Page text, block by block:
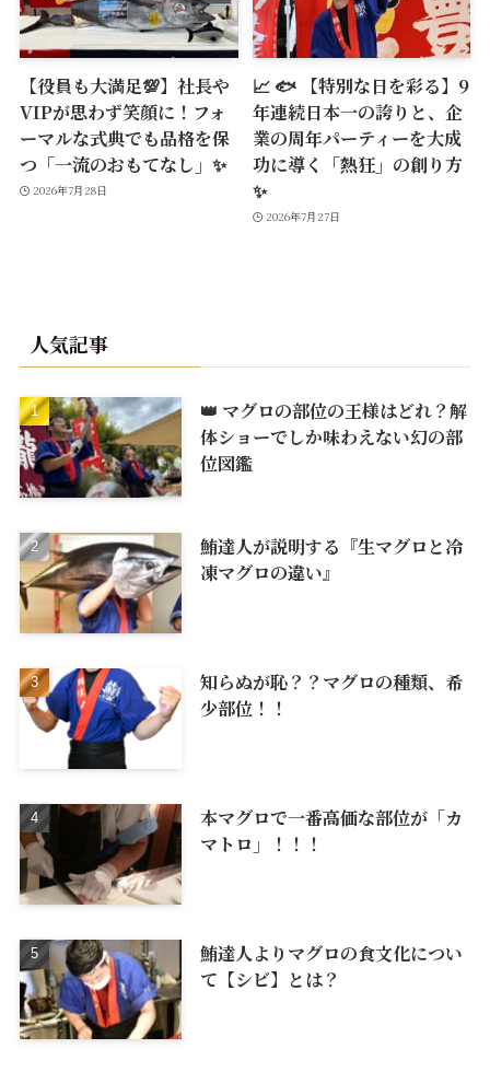
【役員も大満足💯】社長や
VIPが思わず笑顔に！フォ
ーマルな式典でも品格を保
つ「一流のおもてなし」✨
2026年7月28日
📈 🐟 【特別な日を彩る】9
年連続日本一の誇りと、企
業の周年パーティーを大成
功に導く「熱狂」の創り方
✨
2026年7月27日
人気記事
👑 マグロの部位の王様はどれ？解
体ショーでしか味わえない幻の部
位図鑑
鮪達人が説明する『生マグロと冷
凍マグロの違い』
知らぬが恥？？マグロの種類、希
少部位！！
本マグロで一番高価な部位が「カ
マトロ」！！！
鮪達人よりマグロの食文化につい
て【シビ】とは？